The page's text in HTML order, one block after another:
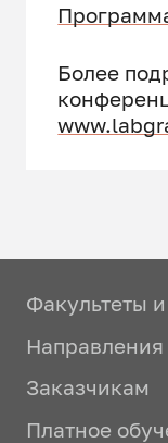
Более
Факультеты
Направления
Заказчикам
Платное